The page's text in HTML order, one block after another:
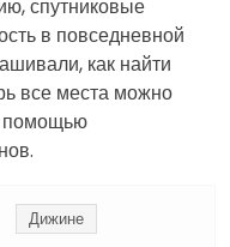
спутниковые
в повседневной
как найти
все места можно
помощью
Дижине